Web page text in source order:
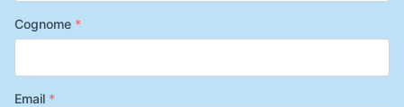
Cognome *
Email *